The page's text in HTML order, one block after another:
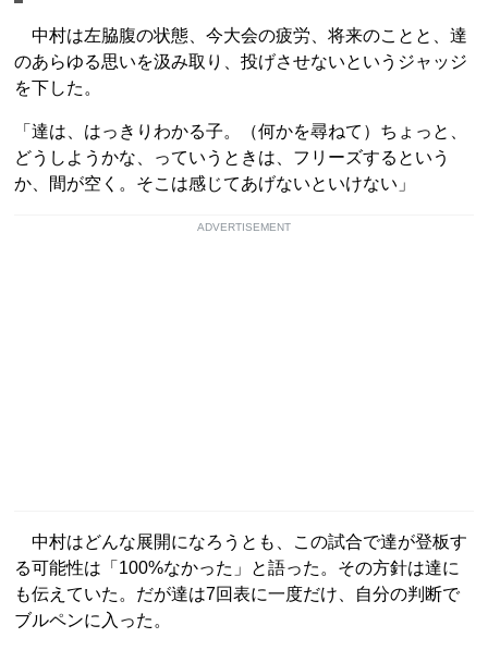
中村は左脇腹の状態、今大会の疲労、将来のことと、達
のあらゆる思いを汲み取り、投げさせないというジャッジ
を下した。
「達は、はっきりわかる子。（何かを尋ねて）ちょっと、
どうしようかな、っていうときは、フリーズするという
か、間が空く。そこは感じてあげないといけない」
ADVERTISEMENT
中村はどんな展開になろうとも、この試合で達が登板す
る可能性は「100%なかった」と語った。その方針は達に
も伝えていた。だが達は7回表に一度だけ、自分の判断で
ブルペンに入った。